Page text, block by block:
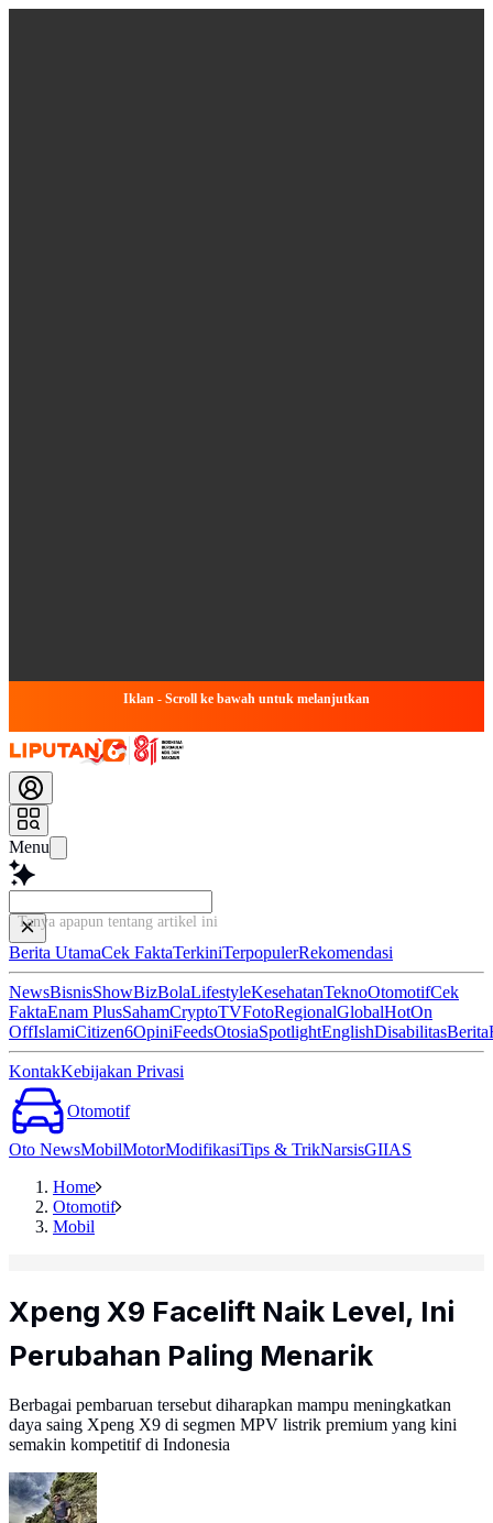
Iklan - Scroll ke bawah untuk melanjutkan
Menu
Tanya apapun tentang artikel ini...
Berita UtamaCek FaktaTerkiniTerpopulerRekomendasi
NewsBisnisShowBizBolaLifestyleKesehatanTeknoOtomotifCek
FaktaEnam PlusSahamCryptoTVFotoRegionalGlobalHotOn
OffIslamiCitizen6OpiniFeedsOtosiaSpotlightEnglishDisabilitasBerita
KontakKebijakan Privasi
Otomotif
Oto NewsMobilMotorModifikasiTips & TrikNarsisGIIAS
Home
Otomotif
Mobil
Xpeng X9 Facelift Naik Level, Ini
Perubahan Paling Menarik
Berbagai pembaruan tersebut diharapkan mampu meningkatkan
daya saing Xpeng X9 di segmen MPV listrik premium yang kini
semakin kompetitif di Indonesia